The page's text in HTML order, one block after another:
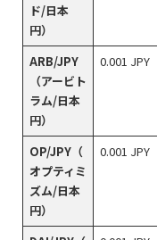
ド/日本
円）
ARB/JPY
（アービト
ラム/日本
円）
0.001 JPY
OP/JPY（
オプティミ
ズム/日本
円）
0.001 JPY